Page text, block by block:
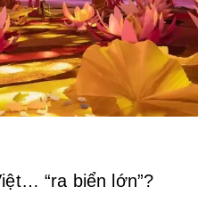
“ra biển lớn”?